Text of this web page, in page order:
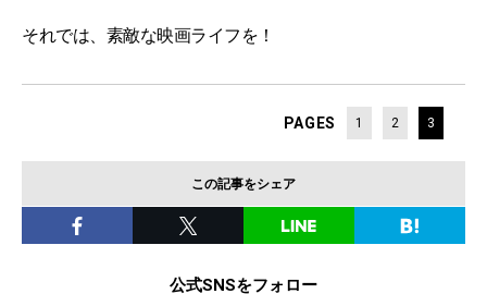
それでは、素敵な映画ライフを！
PAGES 1 2 3
この記事をシェア
公式SNSをフォロー